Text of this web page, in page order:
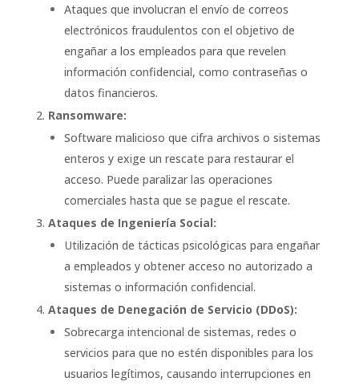
Ataques que involucran el envío de correos
electrónicos fraudulentos con el objetivo de
engañar a los empleados para que revelen
información confidencial, como contraseñas o
datos financieros.
Ransomware:
Software malicioso que cifra archivos o sistemas
enteros y exige un rescate para restaurar el
acceso. Puede paralizar las operaciones
comerciales hasta que se pague el rescate.
Ataques de Ingeniería Social:
Utilización de tácticas psicológicas para engañar
a empleados y obtener acceso no autorizado a
sistemas o información confidencial.
Ataques de Denegación de Servicio (DDoS):
Sobrecarga intencional de sistemas, redes o
servicios para que no estén disponibles para los
usuarios legítimos, causando interrupciones en